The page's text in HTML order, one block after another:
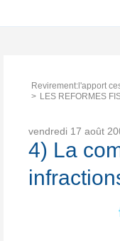
Revirement:l'apport
LES REFORMES
vendredi 17 août
4) La